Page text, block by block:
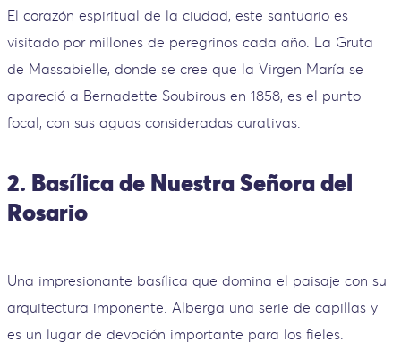
El corazón espiritual de la ciudad, este santuario es
visitado por millones de peregrinos cada año. La Gruta
de Massabielle, donde se cree que la Virgen María se
apareció a Bernadette Soubirous en 1858, es el punto
focal, con sus aguas consideradas curativas.
2. Basílica de Nuestra Señora del
Rosario
Una impresionante basílica que domina el paisaje con su
arquitectura imponente. Alberga una serie de capillas y
es un lugar de devoción importante para los fieles.